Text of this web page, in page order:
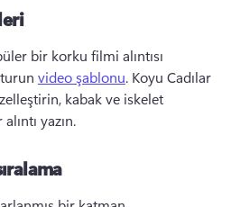
bir korku filmi alıntısı
video şablonu. Koyu Cadılar
kabak ve iskelet
yazın.